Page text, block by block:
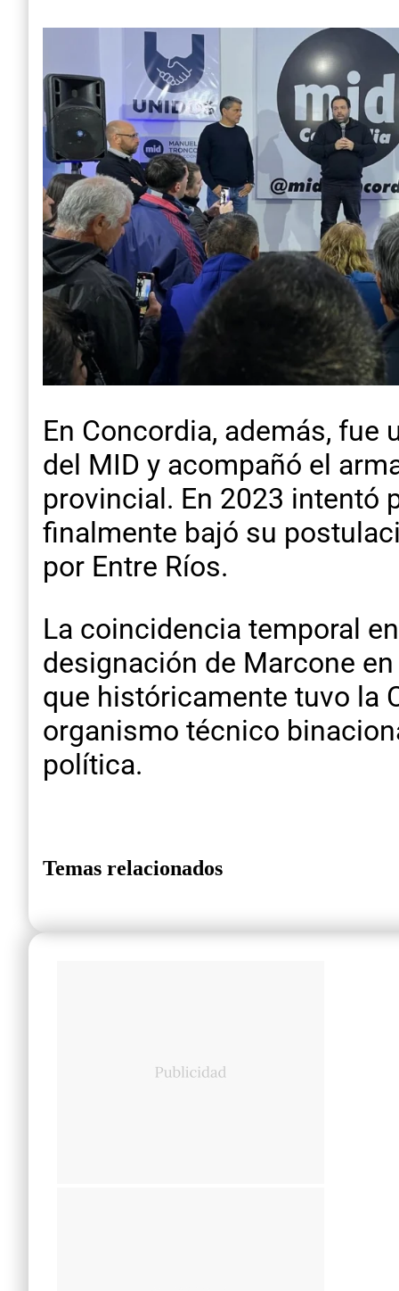
En Concordia, además,
del MID y acompañó el
provincial. En 2023 intentó
finalmente bajó su
por Entre Ríos.
La coincidencia temporal
designación de Marcone
que históricamente tuvo la
organismo técnico
política.
Temas relacionados